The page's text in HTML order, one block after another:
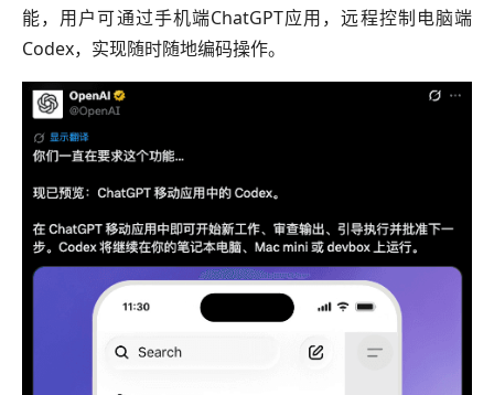
能，用户可通过手机端ChatGPT应用，远程控制电脑端
Codex，实现随时随地编码操作。